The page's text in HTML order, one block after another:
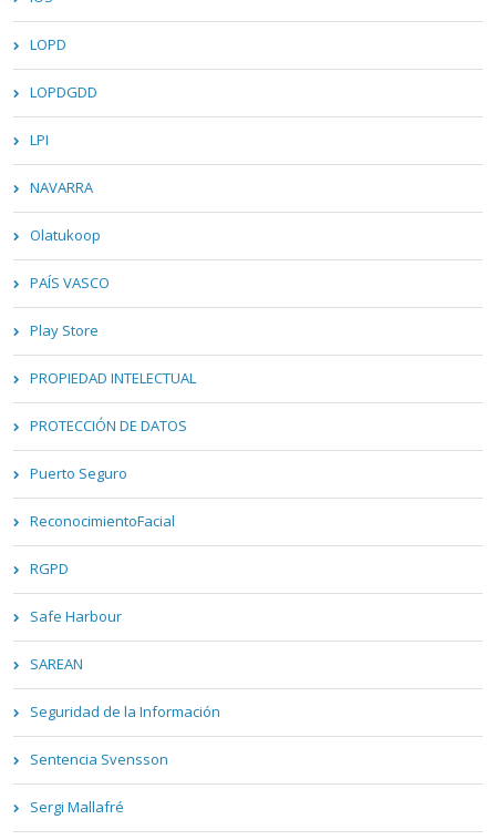
LOPD
LOPDGDD
LPI
NAVARRA
Olatukoop
PAÍS VASCO
Play Store
PROPIEDAD INTELECTUAL
PROTECCIÓN DE DATOS
Puerto Seguro
ReconocimientoFacial
RGPD
Safe Harbour
SAREAN
Seguridad de la Información
Sentencia Svensson
Sergi Mallafré